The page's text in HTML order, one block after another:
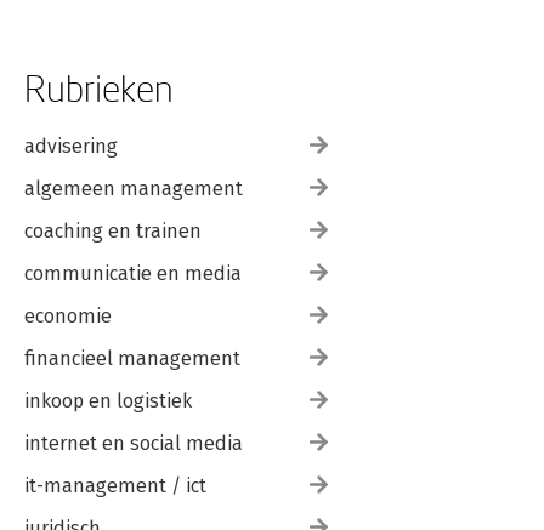
Rubrieken
advisering
algemeen management
coaching en trainen
communicatie en media
economie
financieel management
inkoop en logistiek
internet en social media
it-management / ict